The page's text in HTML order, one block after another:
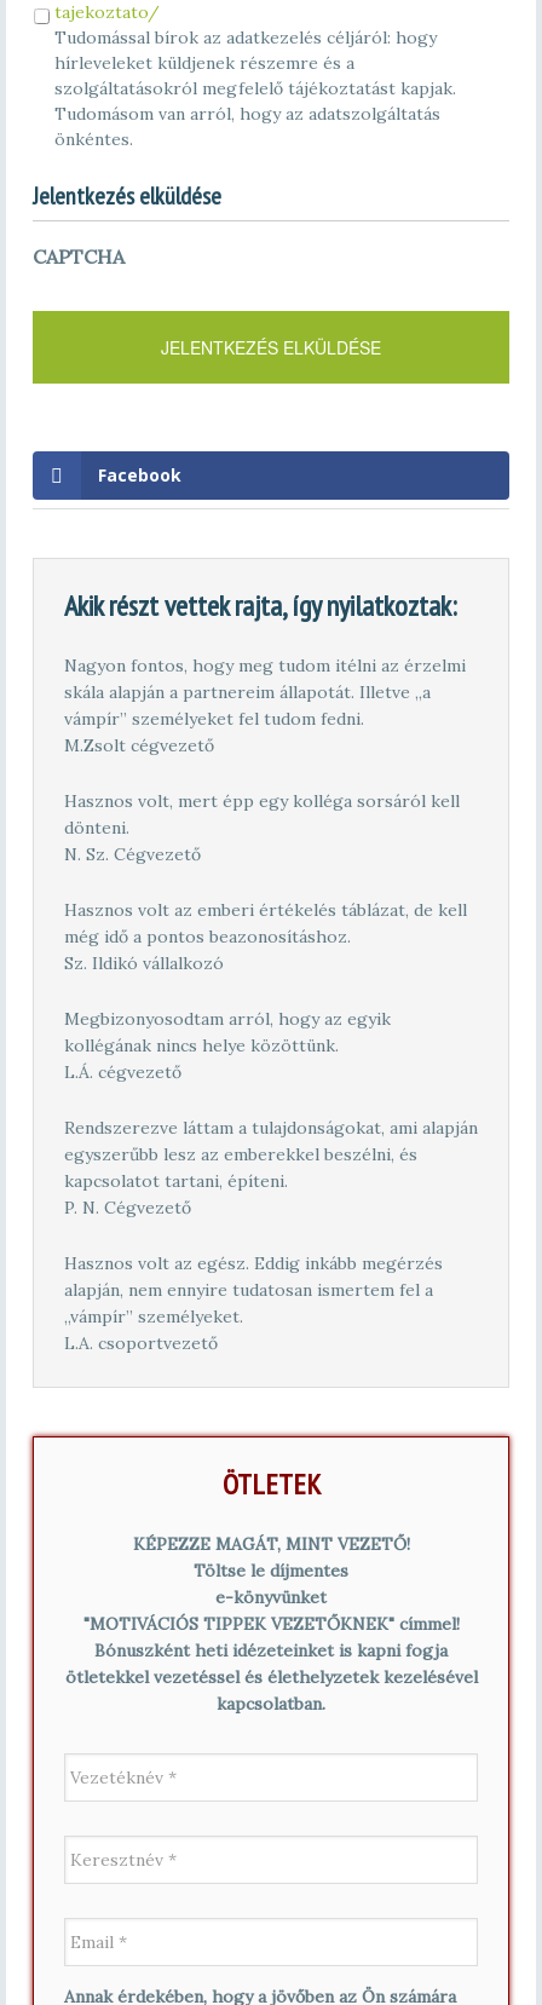
tajekoztato/
Tudomással bírok az adatkezelés céljáról: hogy
hírleveleket küldjenek részemre és a
szolgáltatásokról megfelelő tájékoztatást kapjak.
Tudomásom van arról, hogy az adatszolgáltatás
önkéntes.
Jelentkezés elküldése
CAPTCHA
Facebook
Akik részt vettek rajta, így nyilatkoztak:
Nagyon fontos, hogy meg tudom itélni az érzelmi
skála alapján a partnereim állapotát. Illetve „a
vámpír” személyeket fel tudom fedni.
M.Zsolt cégvezető
Hasznos volt, mert épp egy kolléga sorsáról kell
dönteni.
N. Sz. Cégvezető
Hasznos volt az emberi értékelés táblázat, de kell
még idő a pontos beazonosításhoz.
Sz. Ildikó vállalkozó
Megbizonyosodtam arról, hogy az egyik
kollégának nincs helye közöttünk.
L.Á. cégvezető
Rendszerezve láttam a tulajdonságokat, ami alapján
egyszerűbb lesz az emberekkel beszélni, és
kapcsolatot tartani, építeni.
P. N. Cégvezető
Hasznos volt az egész. Eddig inkább megérzés
alapján, nem ennyire tudatosan ismertem fel a
„vámpír” személyeket.
L.A. csoportvezető
ÖTLETEK
KÉPEZZE MAGÁT, MINT VEZETŐ!
Töltse le díjmentes
e-könyvünket
"MOTIVÁCIÓS TIPPEK VEZETŐKNEK" címmel!
Bónuszként heti idézeteinket is kapni fogja
ötletekkel vezetéssel és élethelyzetek kezelésével
kapcsolatban.
V
e
t
é
k
é
v
*
K
e
s
z
t
n
E
m
Annak érdekében, hogy a jövőben az Ön számára